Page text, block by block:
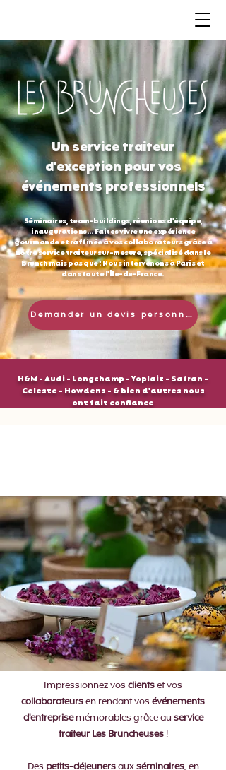
Un service traiteur
d'exception pour vos
événements professionnels
Séminaires, team-buildings, réunions d'équipe,
inaugurations… Faites vivre une expérience
gourmande et raffinée à vos collaborateurs grâce à
notre service traiteur sur-mesure, spécialisé dans le
brunch mais pas que ! Nous intervenons à Paris et
dans toute l'Île-de-France.
Demander un devis personnalisé
H&M - Audi - Longchamp - Yoplait - Safran -
Celeste - Howdens - & bien d'autres nous
ont fait confiance
Impressionnez vos clientset vos
collaborateursen rendant vos événements
d'entreprisemémorables grâce au service
traiteur Les Bruncheuses!
Des petits-déjeunersauxséminaires, en